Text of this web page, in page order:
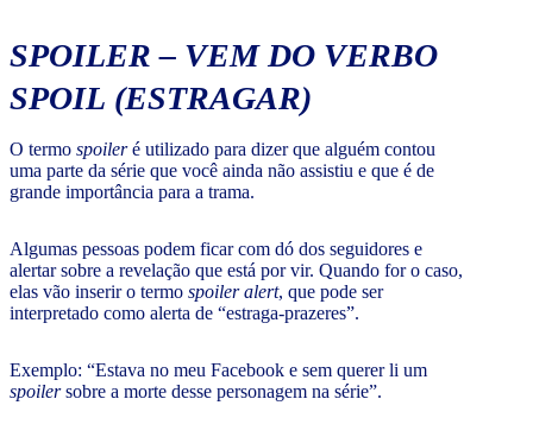
SPOILER – VEM DO VERBO
SPOIL (ESTRAGAR)
O termo spoileré utilizado para dizer que alguém contou
uma parte da série que você ainda não assistiu e que é de
grande importância para a trama.
Algumas pessoas podem ficar com dó dos seguidores e
alertar sobre a revelação que está por vir. Quando for o caso,
elas vão inserir o termo spoiler alert, que pode ser
interpretado como alerta de “estraga-prazeres”.
Exemplo: “Estava no meu Facebook e sem querer li um
spoilersobre a morte desse personagem na série”.